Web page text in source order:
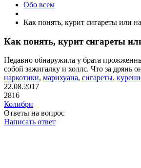
Обо всем
Как понять, курит сигареты или
Как понять, курит сигареты
Недавно обнаружила у брата
собой зажигалку и холлс. Что за дрянь
наркотики, марихуана, сигареты,
22.08.2017
2816
Колибри
Ответы на вопрос
Написать ответ